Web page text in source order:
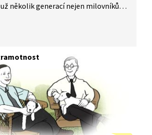
několik generací nejen milovníků
míst v Praze,
sadech, kde se už tradičně
duše. Ne náhodou je u nás
přezdíván 1. květen neboli také 1. máj.
na ukázku z autorovy nejslavnější
čítance.